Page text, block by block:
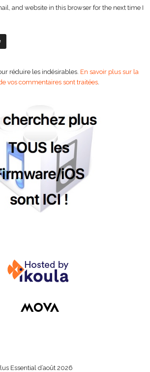
and website in this browser for the next time I
réduire les indésirables. En savoir plus sur la
vos commentaires sont traitées
Essential d’août 2026